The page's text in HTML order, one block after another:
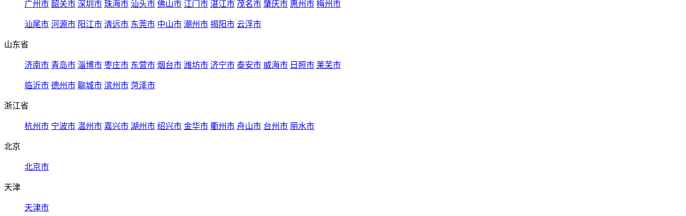
广州市 韶关市 深圳市 珠海市 汕头市 佛山市 江门市 湛江市 茂名市 肇庆市 惠州市 梅州市
汕尾市 河源市 阳江市 清远市 东莞市 中山市 潮州市 揭阳市 云浮市
山东省
济南市 青岛市 淄博市 枣庄市 东营市 烟台市 潍坊市 济宁市 泰安市 威海市 日照市 莱芜市
临沂市 德州市 聊城市 滨州市 菏泽市
浙江省
杭州市 宁波市 温州市 嘉兴市 湖州市 绍兴市 金华市 衢州市 舟山市 台州市 丽水市
北京
北京市
天津
天津市